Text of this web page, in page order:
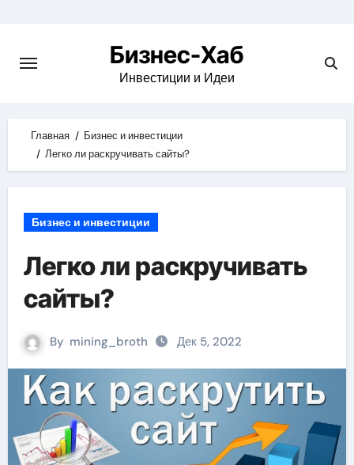
content
Бизнес-Хаб
Инвестиции и Идеи
Главная
Бизнес и инвестиции
Легко ли раскручивать сайты?
Бизнес и инвестиции
Легко ли раскручивать
сайты?
By mining_broth Дек 5, 2022